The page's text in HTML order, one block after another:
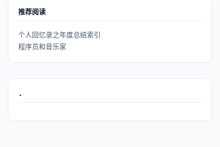
推荐阅读
个人回忆录之年度总结索引
程序员和音乐家
.